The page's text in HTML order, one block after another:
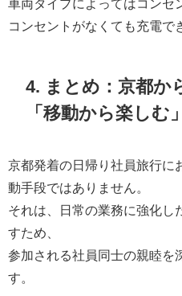
車両タイプによってはコンセ
コンセントがなくても充電で
4. まとめ：京都か
「移動から楽しむ
京都発着の日帰り社員旅行に
動手段ではありません。
それは、日常の業務に強化し
すため、
参加される社員同士の親睦を
す。